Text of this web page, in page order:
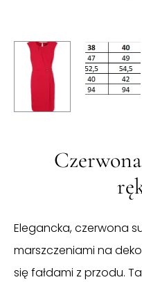
Elegancka, czerwona
marszczeniami na
się fałdami z przodu.